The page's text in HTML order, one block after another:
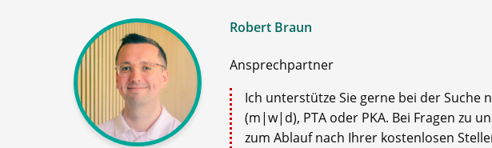
Robert Braun
Ansprechpartner
Ich unterstütze Sie gerne bei der Suche
(m|w|d), PTA oder PKA. Bei Fragen zu
zum Ablauf nach Ihrer kostenlosen